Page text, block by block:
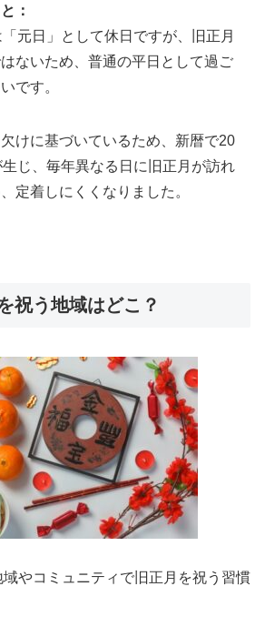
：
元日」として休日ですが、旧正月
ないため、普通の平日として過ご
です。
欠けに基づいているため、新暦で20
じ、毎年異なる日に旧正月が訪れ
定着しにくくなりました。
祝う地域はどこ？
やコミュニティで旧正月を祝う習慣